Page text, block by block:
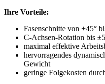
Ihre Vorteile:
Fasenschnitte von +45°
C-Achsen-Rotation bis
maximal effektive
hervorragendes
Gewicht
geringe Folgekosten